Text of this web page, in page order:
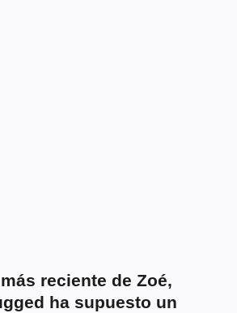
reciente de Zoé,
ha supuesto un